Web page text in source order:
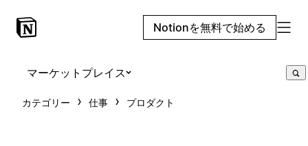
Notionを無料で始める
マーケットプレイス
カテゴリー 仕事 プロダクト